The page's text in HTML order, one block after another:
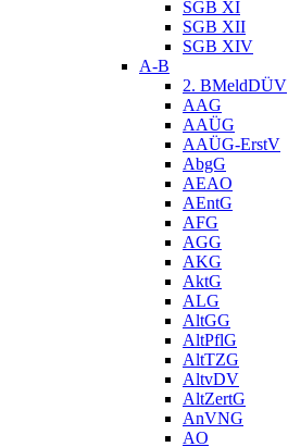
SGB XI
SGB XII
SGB XIV
A-B
2. BMeldDÜV
AAG
AAÜG
AAÜG-ErstV
AbgG
AEAO
AEntG
AFG
AGG
AKG
AktG
ALG
AltGG
AltPflG
AltTZG
AltvDV
AltZertG
AnVNG
AO